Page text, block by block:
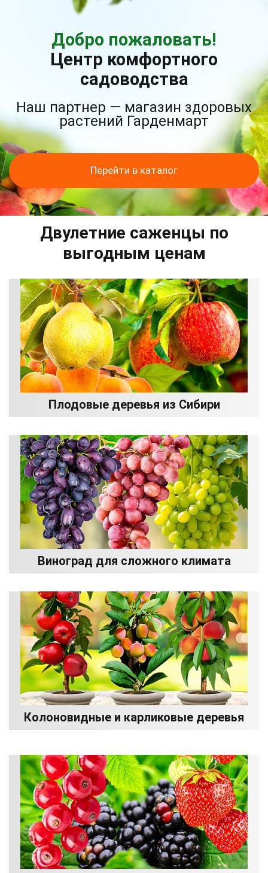
Добро пожаловать!
Центр комфортного
садоводства
Наш партнер — магазин здоровых
растений Гарденмарт
Перейти в каталог
Двулетние саженцы по
выгодным ценам
Плодовые деревья из Сибири
Виноград для сложного климата
Колоновидные и карликовые деревья